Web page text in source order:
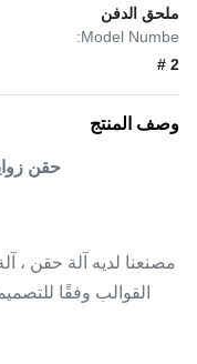
ملحق الدفن
Model Numbe:
2 #
وصف المنتج
حقن
مصنعنا لديه آلة حقن ،
القوالب وفقًا